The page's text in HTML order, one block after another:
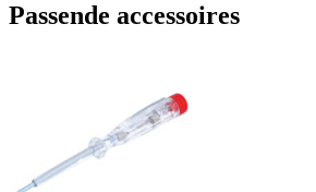
Passende accessoires